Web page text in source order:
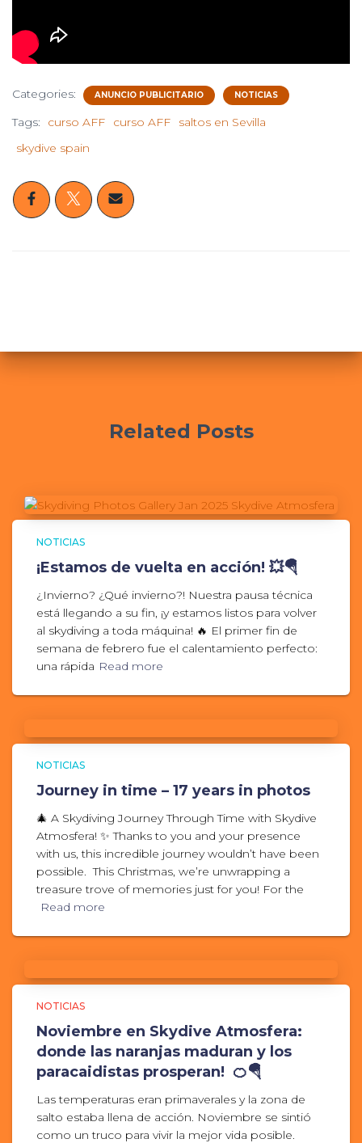
Categories: ANUNCIO PUBLICITARIO NOTICIAS
Tags: curso AFF curso AFF
saltos en Sevilla
skydive spain
Related Posts
NOTICIAS
¡Estamos de vuelta en acción! 💥🪂
¿Invierno? ¿Qué invierno?! Nuestra pausa técnica
está llegando a su fin, ¡y estamos listos para volver
al skydiving a toda máquina! 🔥 El primer fin de
semana de febrero fue el calentamiento perfecto:
una rápida Read more
NOTICIAS
Journey in time – 17 years in photos
🎄 A Skydiving Journey Through Time with Skydive
Atmosfera! ✨ Thanks to you and your presence
with us, this incredible journey wouldn’t have been
possible. This Christmas, we’re unwrapping a
treasure trove of memories just for you! For the
Read more
NOTICIAS
Noviembre en Skydive Atmosfera:
donde las naranjas maduran y los
paracaidistas prosperan! 🍊🪂
Las temperaturas eran primaverales y la zona de
salto estaba llena de acción. Noviembre se sintió
como un truco para vivir la mejor vida posible.